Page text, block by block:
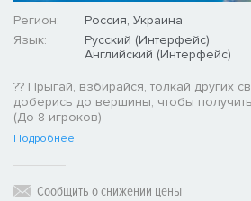
Регион:
Россия, Украина
Язык:
Русский (Интерфейс)
Английский (Интерфейс)
?? Прыгай, взбирайся, толкай других
доберись до вершины, чтобы
(До 8 игроков)
Подробнее
Сообщить о снижении цены